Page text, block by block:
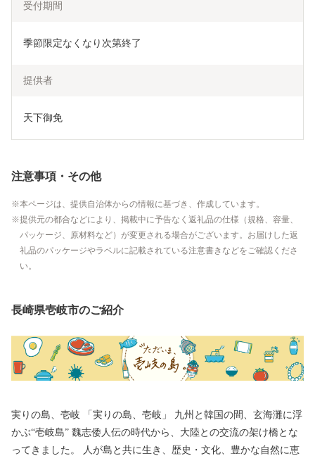
受付期間
季節限定なくなり次第終了
提供者
天下御免
注意事項・その他
本ページは、提供自治体からの情報に基づき、作成しています。
提供元の都合などにより、掲載中に予告なく返礼品の仕様（規格、容量、
パッケージ、原材料など）が変更される場合がございます。お届けした返
礼品のパッケージやラベルに記載されている注意書きなどをご確認くださ
い。
長崎県壱岐市のご紹介
実りの島、壱岐 「実りの島、壱岐」 九州と韓国の間、玄海灘に浮
かぶ“壱岐島” 魏志倭人伝の時代から、大陸との交流の架け橋とな
ってきました。 人が島と共に生き、歴史・文化、豊かな自然に恵